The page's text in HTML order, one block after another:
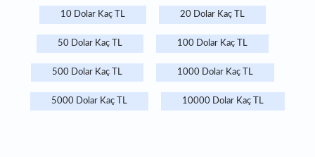
10 Dolar Kaç TL 20 Dolar Kaç TL
50 Dolar Kaç TL 100 Dolar Kaç TL
500 Dolar Kaç TL 1000 Dolar Kaç TL
5000 Dolar Kaç TL 10000 Dolar Kaç TL